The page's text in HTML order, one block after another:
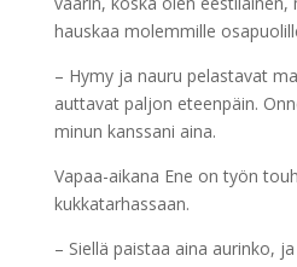
hauskaa molemmille
– Hymy ja nauru pelastavat
auttavat paljon eteenpäin.
minun kanssani aina.
Vapaa-aikana Ene on työn
kukkatarhassaan.
– Siellä paistaa aina aurinko,